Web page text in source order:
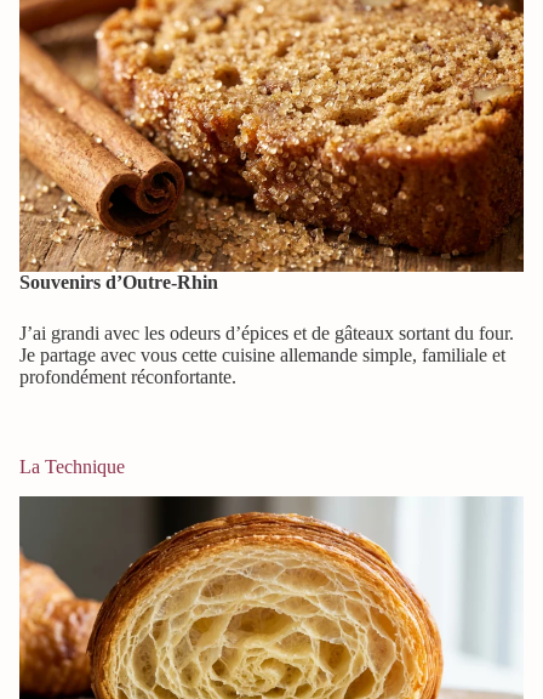
Souvenirs d’Outre-Rhin
J’ai grandi avec les odeurs d’épices et de gâteaux sortant du four.
Je partage avec vous cette cuisine allemande simple, familiale et
profondément réconfortante.
La Technique